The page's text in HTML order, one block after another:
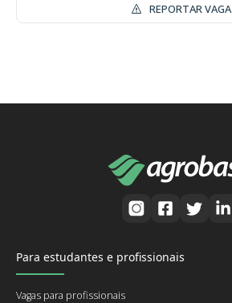
REPORTAR VAGA
Para estudantes e profissionais
Vagas para profissionais